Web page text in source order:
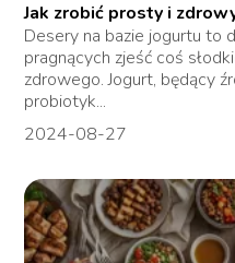
Jak zrobić prosty i
Desery na bazie jogurtu to
pragnących zjeść coś
zdrowego. Jogurt, będący
probiotyk...
2024-08-27